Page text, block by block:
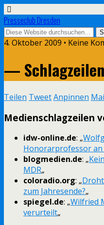
Presseclub Dresden
4. Oktober 2009 • Keine
—
Teilen TweetAnpinnen
Medienschlagzeilen
idw-online.de: „
Honorarprofessor
blogmedien.de: „
MDR„
coloradio.org: „
zum Jahresende?„
spiegel.de: „Wilfried
verurteilt„